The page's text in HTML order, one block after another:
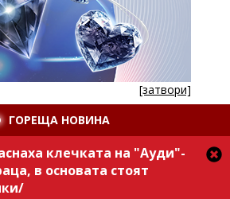
[затвори]
ГОРЕЩА НОВИНА
клечката на "Ауди"-
в основата стоят